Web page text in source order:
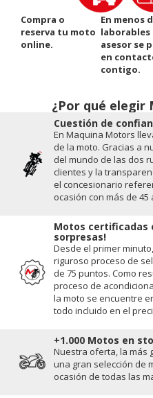
Compra o
reserva tu moto
online.
En menos
laborables
asesor se
en
contigo.
¿Por qué elegir
Cuestión de
En Maquina Motors
de la moto. Gracias a
del mundo de las dos
clientes y la
el concesionario
ocasión con más de
Motos certificadas
sorpresas!
Desde el primer
riguroso proceso de
de 75 puntos. Como
proceso de
la moto se encuentre
todo incluido en el
+1.000 Motos en
Nuestra oferta, la más
una gran selección de
ocasión de todas las